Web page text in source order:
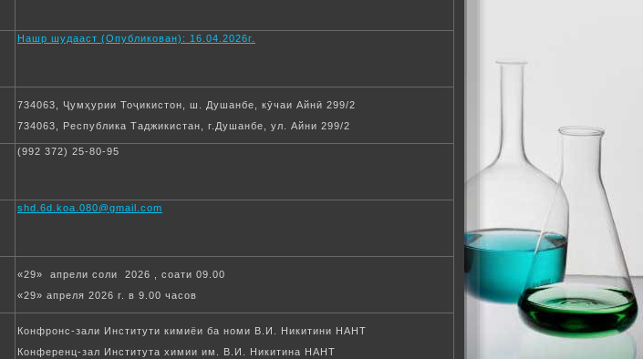
Нашр шудааст (Опубликован): 16.04.2026г.
734063, Ҷумҳурии Тоҷикистон, ш. Душанбе, кӯчаи Айнӣ 299/2
734063, Республика Таджикистан, г.Душанбе, ул. Айни 299/2
(992 372) 25-80-95
shd.6d.koa.080@gmail.com
«29» апрели соли 2026 , соати 09.00
«29» апреля 2026 г. в 9.00 часов
Конфронс-зали Институти кимиёи ба номи В.И. Никитини НАНТ
Конференц-зал Института химии им. В.И. Никитина НАНТ